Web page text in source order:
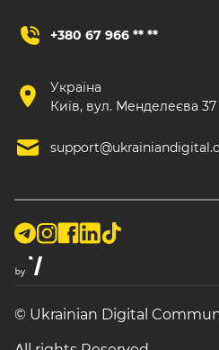
+380 67 966 ** **
Україна
Київ, вул. Менделеєва 37
© Ukrainian Digital